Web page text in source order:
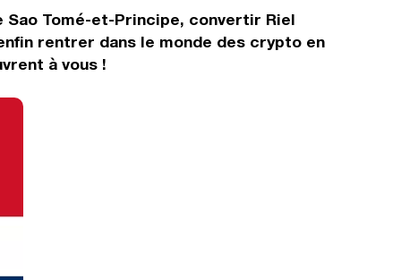
Sao Tomé-et-Principe, convertir Riel
rentrer dans le monde des crypto en
à vous !